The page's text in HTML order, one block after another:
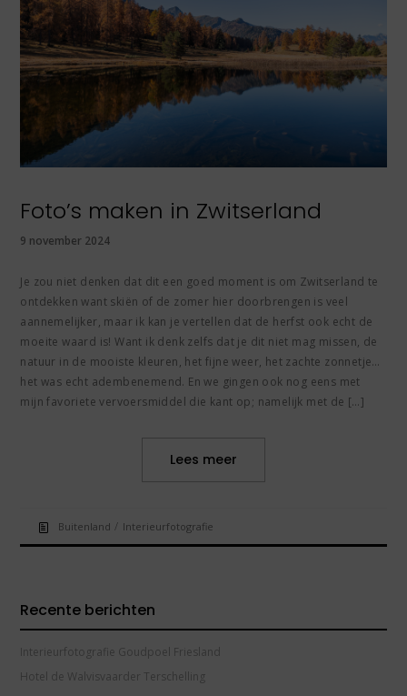
Foto’s maken in Zwitserland
9 november 2024
Je zou niet denken dat dit een goed moment is om Zwitserland te
ontdekken want skiën of de zomer hier doorbrengen is veel
aannemelijker, maar ik kan je vertellen dat de herfst ook echt de
moeite waard is! Want ik denk zelfs dat je dit niet mag missen, de
natuur in de mooiste kleuren, het fijne weer, het zachte zonnetje…
het was echt adembenemend. En we gingen ook nog eens met
mijn favoriete vervoersmiddel die kant op; namelijk met de […]
Lees meer
Buitenland / Interieurfotografie
Recente berichten
Interieurfotografie Goudpoel Friesland
Hotel de Walvisvaarder Terschelling